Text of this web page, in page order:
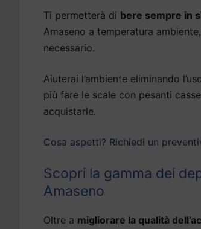
Ti permetterà di bere sempre in
Amaseno a temperatura
necessario.
Aiuterai l’ambiente eliminando
più fare le scale con pesanti
acquistarle.
Cosa aspetti? Richiedi un
Scopri la gamma dei
Amaseno
Oltre a migliorare la qualità